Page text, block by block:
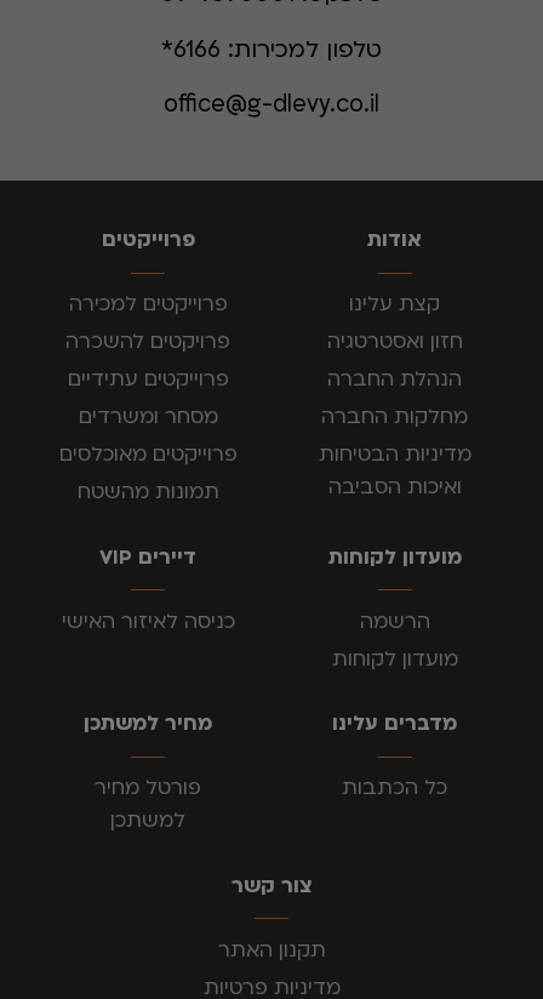
טלפון למכירות:
office@g-dlevy.co.il
אודות
קצת עלינו
חזון ואסטרטגיה
הנהלת החברה
מחלקות החברה
מדיניות הבטיחות
ואיכות הסביבה
פרוייקטים
פרוייקטים למכירה
פרויקטים להשכרה
פרוייקטים עתידיים
מסחר ומשרדים
פרוייקטים מאוכלסים
תמונות מהשטח
מועדון לקוחות
הרשמה
מועדון לקוחות
דיירים VIP
כניסה לאיזור האישי
מדברים עלינו
כל הכתבות
מחיר למשתכן
פורטל מחיר
למשתכן
צור קשר
תקנון האתר
מדיניות פרטיות